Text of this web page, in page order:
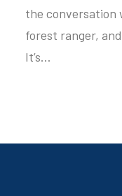
the conversation
forest ranger,
It’s…